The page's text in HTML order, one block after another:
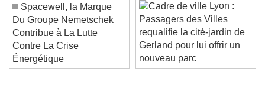
Spacewell, la Marque
Du Groupe Nemetschek
Contribue à La Lutte
Contre La Crise
Énergétique
Lyon :
Passagers des Villes
requalifie la cité-jardin de
Gerland pour lui offrir un
nouveau parc